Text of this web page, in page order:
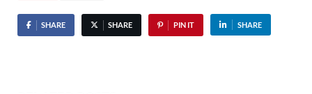
SHARE SHARE PIN IT SHARE